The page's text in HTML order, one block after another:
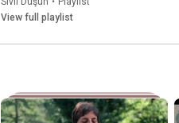
View full playlist